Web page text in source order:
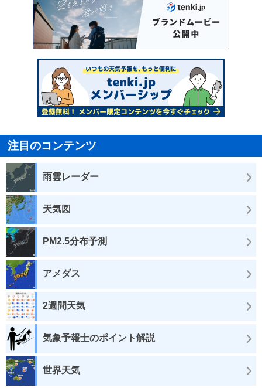
注目のコンテンツ
雨雲レーダー
天気図
PM2.5分布予測
アメダス
2週間天気
気象予報士のポイント解説
世界天気